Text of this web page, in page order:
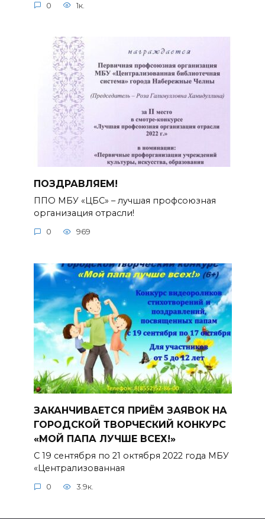
0 1к.
ПОЗДРАВЛЯЕМ!
ППО МБУ «ЦБС» – лучшая профсоюзная
организация отрасли!
0 969
ЗАКАНЧИВАЕТСЯ ПРИЁМ ЗАЯВОК НА
ГОРОДСКОЙ ТВОРЧЕСКИЙ КОНКУРС
«МОЙ ПАПА ЛУЧШЕ ВСЕХ!»
С 19 сентября по 21 октября 2022 года МБУ
«Централизованная
0 3.9к.